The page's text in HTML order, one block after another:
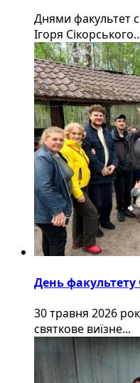
Днями факультет
Ігоря
День
30 травня 2026
святкове виїзне...